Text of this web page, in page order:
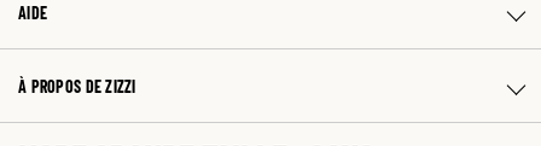
AIDE
À PROPOS DE ZIZZI